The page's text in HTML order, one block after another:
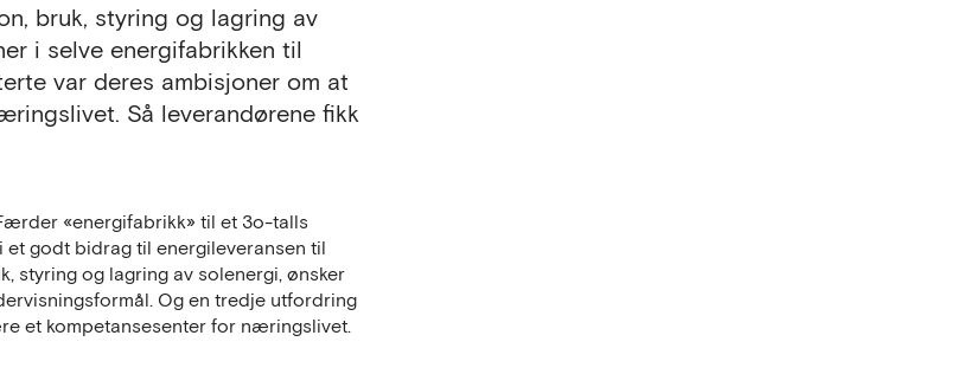
bruk, styring og lagring av
i selve energifabrikken til
var deres ambisjoner om at
Så leverandørene fikk
«energifabrikk» til et 3o-talls
godt bidrag til energileveransen til
styring og lagring av solenergi, ønsker
Og en tredje utfordring
et kompetansesenter for næringslivet.